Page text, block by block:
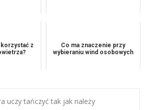
z
Co ma znaczenie przy
wybieraniu wind osobowych
uczy tańczyć tak jak należy